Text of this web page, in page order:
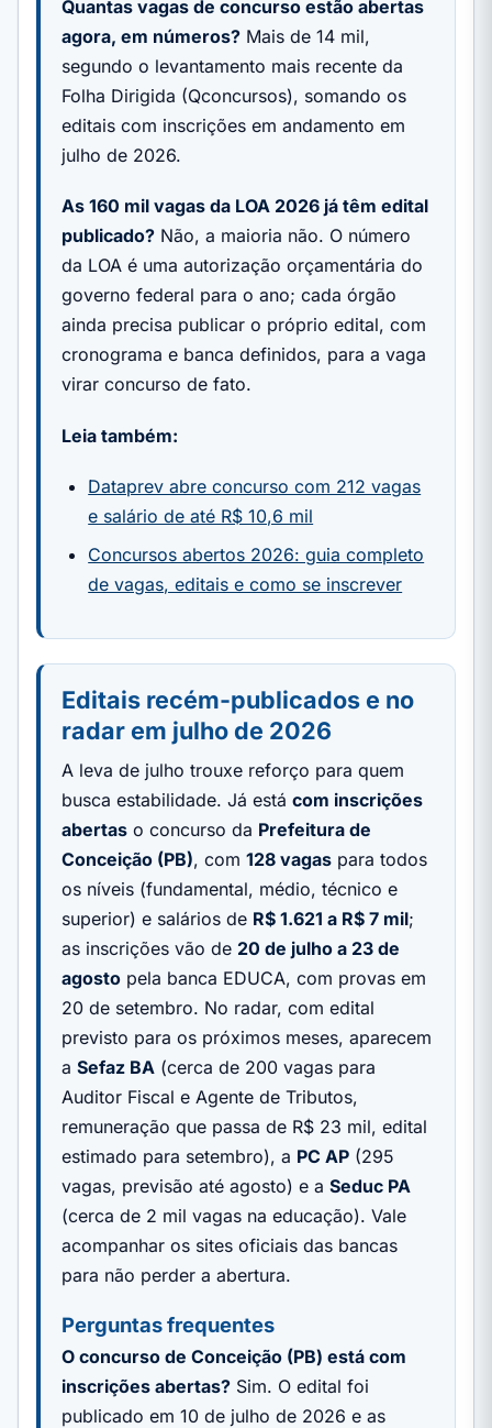
Quantas vagas de concurso estão abertas
agora, em números? Mais de 14 mil,
segundo o levantamento mais recente da
Folha Dirigida (Qconcursos), somando os
editais com inscrições em andamento em
julho de 2026.
As 160 mil vagas da LOA 2026 já têm edital
publicado? Não, a maioria não. O número
da LOA é uma autorização orçamentária do
governo federal para o ano; cada órgão
ainda precisa publicar o próprio edital, com
cronograma e banca definidos, para a vaga
virar concurso de fato.
Leia também:
Dataprev abre concurso com 212 vagas
e salário de até R$ 10,6 mil
Concursos abertos 2026: guia completo
de vagas, editais e como se inscrever
Editais recém-publicados e no
radar em julho de 2026
A leva de julho trouxe reforço para quem
busca estabilidade. Já estácom inscrições
abertas o concurso da Prefeitura de
Conceição (PB), com128 vagas para todos
os níveis (fundamental, médio, técnico e
superior) e salários de R$ 1.621 a R$ 7 mil;
as inscrições vão de 20 de julho a 23 de
agosto pela banca EDUCA, com provas em
20 de setembro. No radar, com edital
previsto para os próximos meses, aparecem
aSefaz BA (cerca de 200 vagas para
Auditor Fiscal e Agente de Tributos,
remuneração que passa de R$ 23 mil, edital
estimado para setembro), a PC AP (295
vagas, previsão até agosto) e aSeduc PA
(cerca de 2 mil vagas na educação). Vale
acompanhar os sites oficiais das bancas
para não perder a abertura.
Perguntas frequentes
O concurso de Conceição (PB) está com
inscrições abertas? Sim. O edital foi
publicado em 10 de julho de 2026 e as